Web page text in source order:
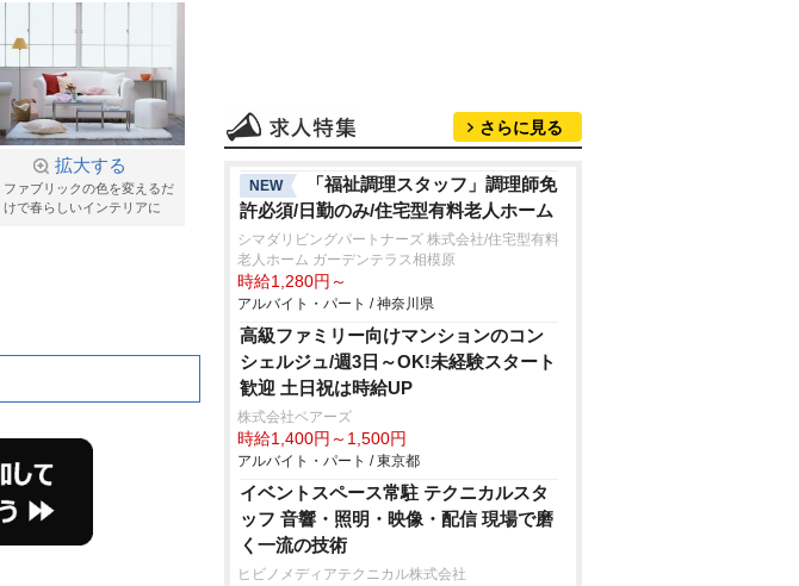
拡大する
ファブリックの色を変えるだ
けで春らしいインテリアに
さらに見る
NEW
「福祉調理スタッフ」調理師免
許必須/日勤のみ/住宅型有料老人ホーム
シマダリビングパートナーズ 株式会社/住宅型有料
老人ホーム ガーデンテラス相模原
時給1,280円～
アルバイト・パート / 神奈川県
高級ファミリー向けマンションのコン
シェルジュ/週3日～OK!未経験スタート
歓迎 土日祝は時給UP
株式会社ベアーズ
時給1,400円～1,500円
アルバイト・パート / 東京都
イベントスペース常駐 テクニカルスタ
ッフ 音響・照明・映像・配信 現場で磨
く一流の技術
ヒビノメディアテクニカル株式会社